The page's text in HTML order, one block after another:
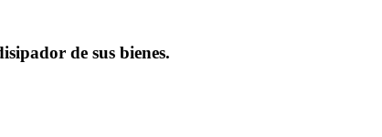
de sus bienes.